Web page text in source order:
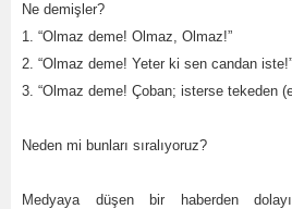
Ne demişler?
1. “Olmaz deme! Olmaz, Olmaz!”
2. “Olmaz deme! Yeter ki sen candan iste!”
3. “Olmaz deme! Çoban; isterse tekeden
Neden mi bunları sıralıyoruz?
Medyaya düşen bir haberden